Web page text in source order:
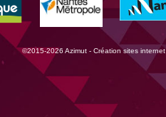
©2015-2026 Azimut - Création sites